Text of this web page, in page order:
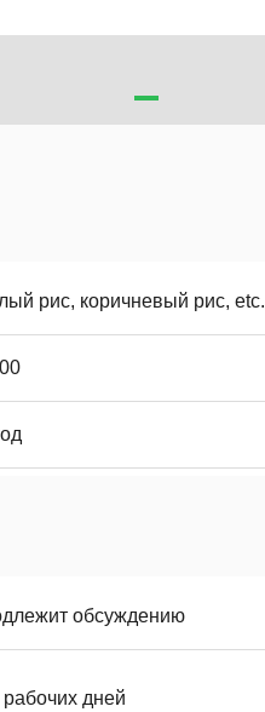
рис, коричневый рис, etc.
обсуждению
рабочих дней